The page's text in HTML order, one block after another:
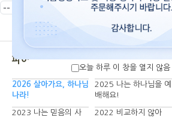
파이디온 여름성경학교
2026 살아가요, 하나님
나라!
2025 나는 하나님을 예
배해요!
2023 나는 믿음의 사
2022 비교하지 않아
오늘 하루 이 창을 열지 않음